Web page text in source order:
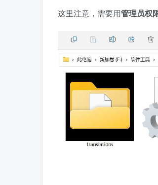
这里注意，需要用管理员权